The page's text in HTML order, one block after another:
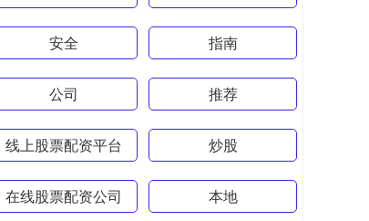
安全 指南
公司 推荐
线上股票配资平台 炒股
在线股票配资公司 本地